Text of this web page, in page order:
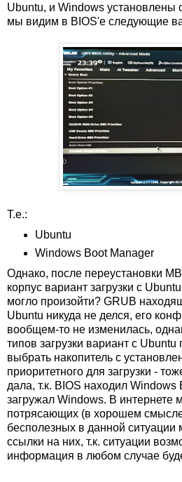
Ubuntu, и Windows установлены
мы видим в BIOS'е следующие
Т.е.:
Ubuntu
Windows Boot Manager
Однако, после переустановки
корпус вариант загрузки с
могло произойти? GRUB
Ubuntu никуда не делся, его
вообщем-то не изменилась,
типов загрузки вариант с
выбрать накопитель с
приоритетного для загрузки -
дала, т.к. BIOS находил
загружал Windows. В интернете
потрясающих (в хорошем смысле
бесполезных в данной ситуации
ссылки на них, т.к. ситуации
информация в любом случае